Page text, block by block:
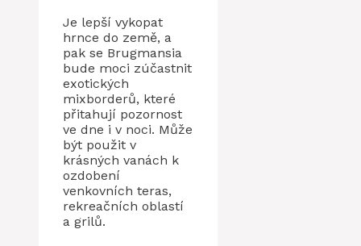
Je lepší vykopat
hrnce do země, a
pak se Brugmansia
bude moci zúčastnit
exotických
mixborderů, které
přitahují pozornost
ve dne i v noci. Může
být použit v
krásných vanách k
ozdobení
venkovních teras,
rekreačních oblastí
a grilů.